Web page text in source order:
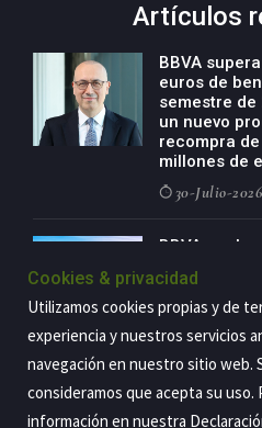
Artículos
BBVA
euros de
semestre de
un nuevo
recompra
millones de
30-Julio-2026
BBVA
de
países
29-Julio-2026
Cookies & privacidad
Utilizamos cookies propias y de
experiencia y nuestros servicios
navegación en nuestro sitio web.
consideramos que acepta su uso.
información en nuestra